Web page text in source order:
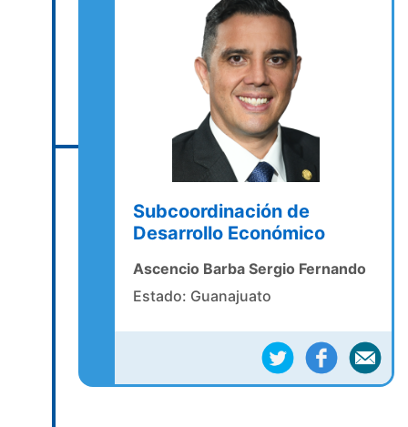
Subcoordinación de
Desarrollo Económico
Ascencio Barba Sergio Fernando
Estado: Guanajuato